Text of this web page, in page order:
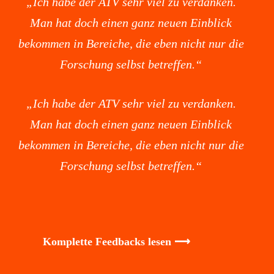
Man hat doch einen ganz neuen Einblick
bekommen in Bereiche, die eben nicht nur die
Forschung selbst betreffen.“
„Ich habe der ATV sehr viel zu verdanken.
Man hat doch einen ganz neuen Einblick
bekommen in Bereiche, die eben nicht nur die
Forschung selbst betreffen.“
Komplette Feedbacks lesen ⟶